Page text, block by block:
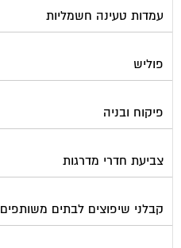
עמדות טעינה חשמליות
פוליש
פיקוח ובניה
צביעת חדרי מדרגות
קבלני שיפוצים לבתים משותפים